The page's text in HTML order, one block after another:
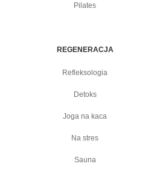
Pilates
REGENERACJA
Refleksologia
Detoks
Joga na kaca
Na stres
Sauna